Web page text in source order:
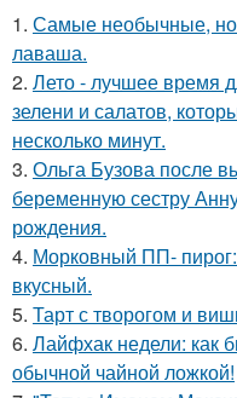
1. Самые необычные, но
лаваша.
2. Лето - лучшее время
зелени и салатов,
несколько минут.
3. Ольга Бузова после
беременную сестру
рождения.
4. Морковный ПП-
вкусный.
5. Тарт с творогом и
6. Лайфхак недели: как
обычной чайной ложкой!